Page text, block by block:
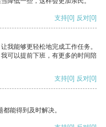
支持[0] 反对[0]
我能够更轻松地完成工作任务。
可以提前下班，有更多的时间陪
支持[0] 反对[0]
能得到及时解决。